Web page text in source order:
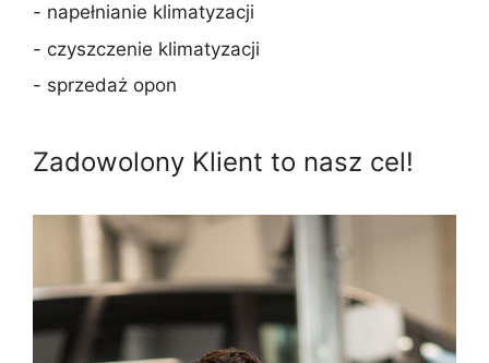
- napełnianie klimatyzacji
- czyszczenie klimatyzacji
- sprzedaż opon
Zadowolony Klient to nasz cel!